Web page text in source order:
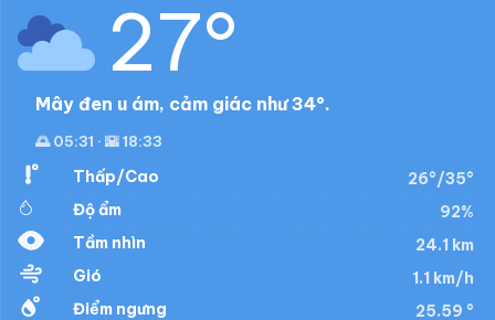
27°
Mây đen u ám, cảm giác như 34°.
🌅 05:31 · 🌇 18:33
Thấp/Cao
26°/35°
Độ ẩm
92%
Tầm nhìn
24.1 km
Gió
1.1 km/h
Điểm ngưng
25.59 °